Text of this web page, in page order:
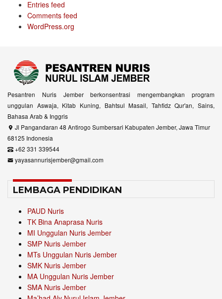
Entries feed
Comments feed
WordPress.org
Pesantren Nuris Jember berkonsentrasi mengembangkan program
unggulan Aswaja, Kitab Kuning, Bahtsul Masail, Tahfidz Qur'an, Sains,
Bahasa Arab & Inggris
Jl Pangandaran 48 Antirogo Sumbersari Kabupaten Jember, Jawa Timur
68125 Indonesia
+62 331 339544
yayasannurisjember@gmail.com
LEMBAGA PENDIDIKAN
PAUD Nuris
TK Bina Anaprasa Nuris
MI Unggulan Nuris Jember
SMP Nuris Jember
MTs Unggulan Nuris Jember
SMK Nuris Jember
MA Unggulan Nuris Jember
SMA Nuris Jember